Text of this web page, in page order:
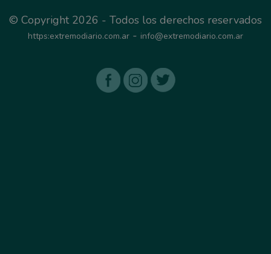
© Copyright 2026 - Todos los derechos reservados
https:extremodiario.com.ar - info@extremodiario.com.ar